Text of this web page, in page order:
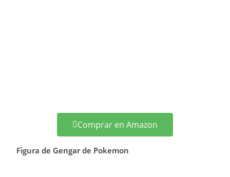
Comprar en Amazon
Figura de Gengar de Pokemon